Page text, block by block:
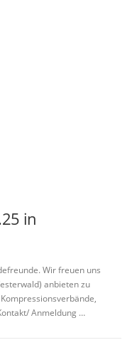
in
Wir freuen uns
anbieten zu
Anmeldung …